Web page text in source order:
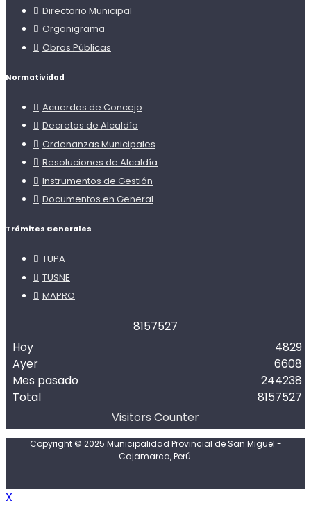
Directorio Municipal
Organigrama
Obras Públicas
Normatividad
Acuerdos de Concejo
Decretos de Alcaldía
Ordenanzas Municipales
Resoluciones de Alcaldía
Instrumentos de Gestión
Documentos en General
Trámites Generales
TUPA
TUSNE
MAPRO
8157527
Hoy
Ayer
Mes pasado
Total
4829
6608
244238
8157527
Visitors Counter
Copyright © 2025 Municipalidad Provincial de San Miguel -
Cajamarca, Perú.
X